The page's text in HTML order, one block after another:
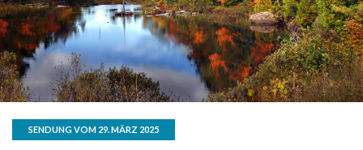
SENDUNG VOM 29. MÄRZ 2025